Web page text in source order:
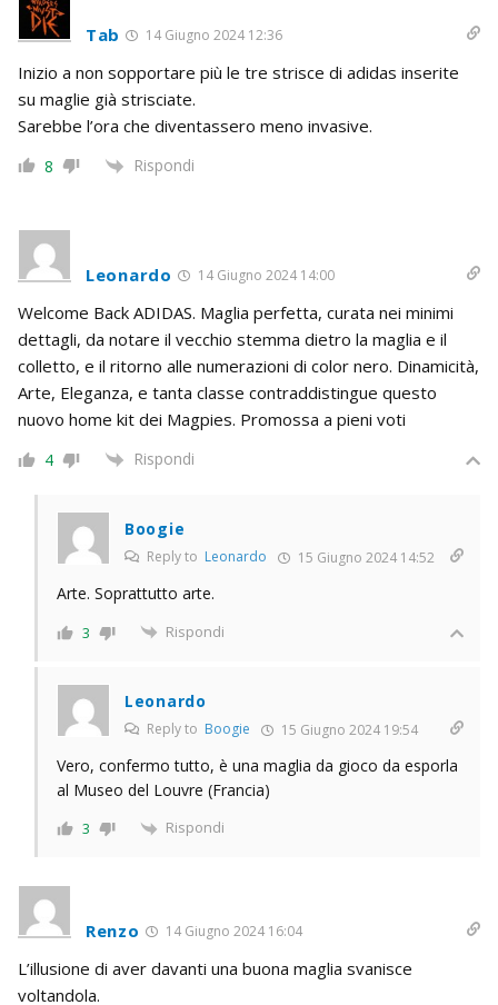
Tab 14 Giugno 2024 12:36
Inizio a non sopportare più le tre strisce di adidas inserite
su maglie già strisciate.
Sarebbe l’ora che diventassero meno invasive.
8 Rispondi
Leonardo 14 Giugno 2024 14:00
Welcome Back ADIDAS. Maglia perfetta, curata nei minimi
dettagli, da notare il vecchio stemma dietro la maglia e il
colletto, e il ritorno alle numerazioni di color nero. Dinamicità,
Arte, Eleganza, e tanta classe contraddistingue questo
nuovo home kit dei Magpies. Promossa a pieni voti
4 Rispondi
Boogie
Reply to Leonardo 15 Giugno 2024 14:52
Arte. Soprattutto arte.
3 Rispondi
Leonardo
Reply to Boogie 15 Giugno 2024 19:54
Vero, confermo tutto, è una maglia da gioco da esporla
al Museo del Louvre (Francia)
3 Rispondi
Renzo 14 Giugno 2024 16:04
L’illusione di aver davanti una buona maglia svanisce
voltandola.